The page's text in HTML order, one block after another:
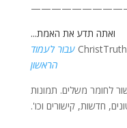
ואתה תדע את האמת...
עבור לעמוד
הראשון
לחומר משלים. תמונות
חדשות, קישורים וכו'.